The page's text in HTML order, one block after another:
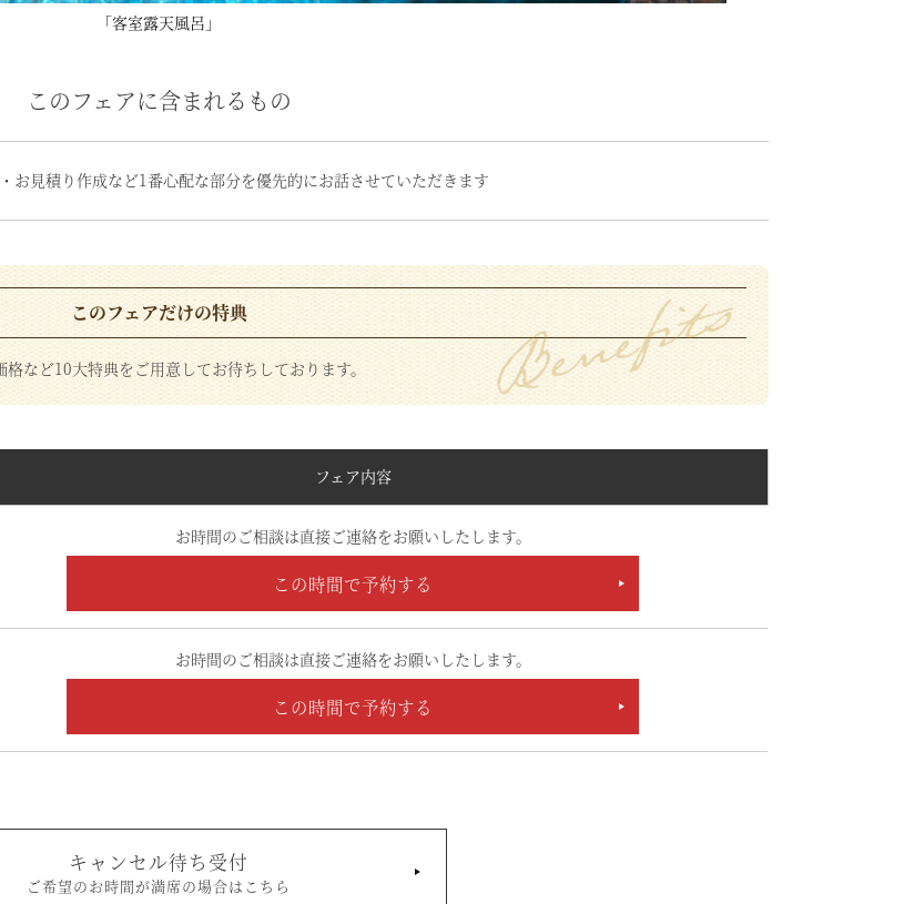
「客室露天風呂」
このフェアに含まれるもの
お見積り作成など1番心配な部分を優先的にお話させていただきます
このフェアだけの特典
など10大特典をご用意してお待ちしております。
フェア内容
お時間のご相談は直接ご連絡をお願いしたします。
この時間で予約する
お時間のご相談は直接ご連絡をお願いしたします。
この時間で予約する
キャンセル待ち受付
ご希望のお時間が満席の場合はこちら